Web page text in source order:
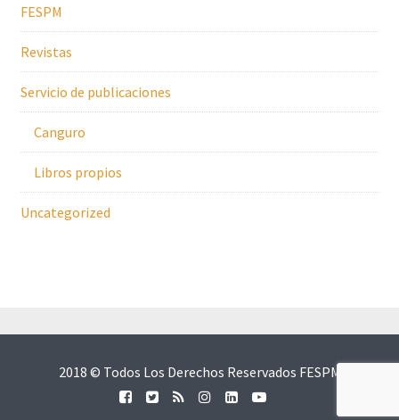
FESPM
Revistas
Servicio de publicaciones
Canguro
Libros propios
Uncategorized
2018 © Todos Los Derechos Reservados FESPM